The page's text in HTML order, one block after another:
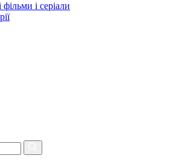
фільми і серіали